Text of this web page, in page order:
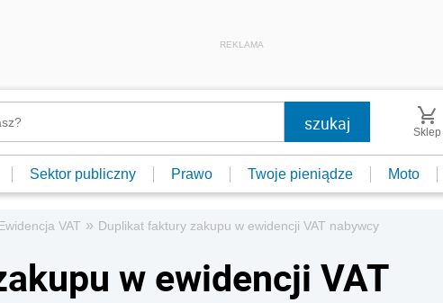
REKLAMA
Sklep
Sektor publiczny Prawo Twoje pieniądze Moto
VAT » Duplikat faktury zakupu w ewidencji VAT nabywcy
w ewidencji VAT